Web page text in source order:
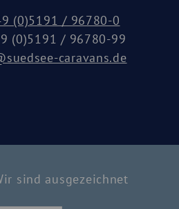
(0)5191 / 96780-0
(0)5191 / 96780-99
caravans.de
sind ausgezeichnet